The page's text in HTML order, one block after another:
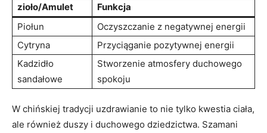
zioło/Amulet
Funkcja
Piołun
Oczyszczanie ​z negatywnej‌ energii
Cytryna
Przyciąganie ⁢pozytywnej energii
Kadzidło
sandałowe
Stworzenie atmosfery duchowego⁣
spokoju
W chińskiej tradycji‌ uzdrawianie⁤ to⁤ nie tylko kwestia​ ciała,⁢
ale również duszy i duchowego dziedzictwa. Szamani